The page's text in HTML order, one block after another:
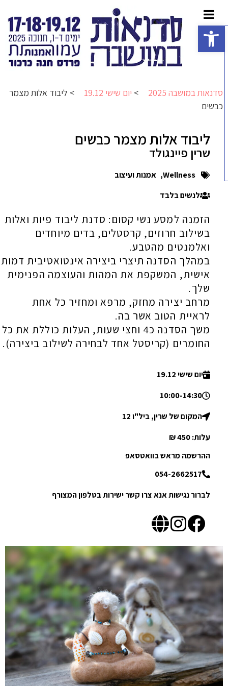
פתח סרגל נגישות
סדנאות במושבה 2025 >יום שישי 19.12 >ליבוד אלות מצמר
כבשים
ליבוד אלות מצמר כבשים
שרין פיינגולד
Wellness
, אמנות ועיצוב
לנשים בלבד
הזמנה למסע נשי קסום: סדנת ליבוד פיות ואלות
בשילוב חרוזים, קרסטלים, בדים מיוחדים
ואלמנטים מהטבע.
במהלך הסדנה תיצרי ביצירה אינטואטיבית דמות
אישית, המשקפת את המהות והעוצמה הפנימית
שלך.
מרחב יצירה מחזק, מרפא ומחזיר כל אחת
לראיית הטוב אשר בה.
משך הסדנה כ4 וחצי שעות, העלות כוללת את כל
החומרים (קריסטל אחד לבחירה לשילוב ביצירה).
יום שישי 19.12
10:00-14:30
המקום של שרין, ביל"ו 12
עלות: 450 ₪
ההרשמה מראש בוואטסאפ
054-2662517
לברור נגישות אנא צרו קשר ישירות בטלפון המצורף